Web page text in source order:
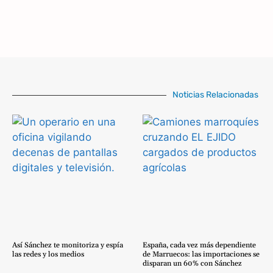
Noticias Relacionadas
Así Sánchez te monitoriza y espía
las redes y los medios
España, cada vez más dependiente
de Marruecos: las importaciones se
disparan un 60% con Sánchez